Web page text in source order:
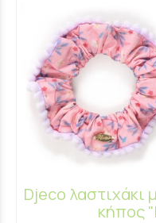
Djeco λαστιχάκι
κήπος